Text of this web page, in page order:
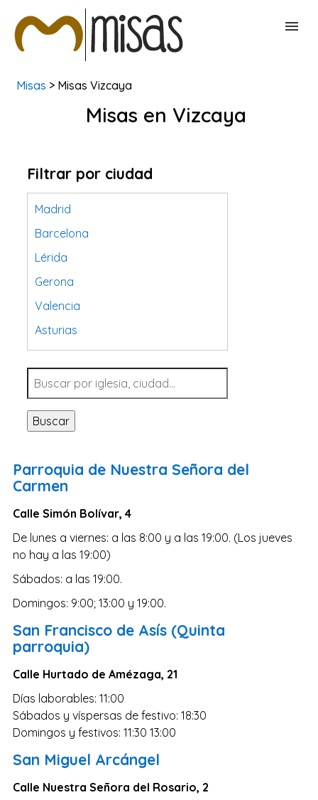
BUSCAR MISAS
Misas > Misas Vizcaya
Misas en Vizcaya
Filtrar por ciudad
Madrid
Barcelona
Lérida
Gerona
Valencia
Asturias
Tarragona
Navarra
Valladolid
Sevilla
Santa Cruz de Tenerife
Las Palmas
Málaga
Alicante
Zaragoza
Murcia
Vizcaya
Cádiz
Granada
Córdoba
Pontevedra
Buscar
Parroquia de Nuestra Señora del
Carmen
Calle Simón Bolívar, 4
De lunes a viernes: a las 8:00 y a las 19:00. (Los jueves
no hay a las 19:00)
Sábados: a las 19:00.
Domingos: 9:00; 13:00 y 19:00.
San Francisco de Asís (Quinta
parroquia)
Calle Hurtado de Amézaga, 21
Días laborables: 11:00
Sábados y víspersas de festivo: 18:30
Domingos y festivos: 11:30 13:00
San Miguel Arcángel
Calle Nuestra Señora del Rosario, 2